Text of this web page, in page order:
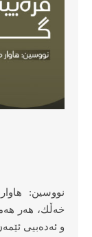
نووسین: هاوار محەمەد گەل، میللەت، قەوم، كۆمەڵانى
خەڵك، هەر
و ئەدەبیى